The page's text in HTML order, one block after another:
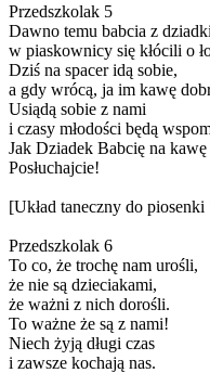
Przedszkolak 5
Dawno temu babcia z
w piaskownicy się kłócili o
Dziś na spacer idą sobie,
a gdy wrócą, ja im kawę
Usiądą sobie z nami
i czasy młodości będą
Jak Dziadek Babcię na kawę
Posłuchajcie!
[Układ taneczny do
Przedszkolak 6
To co, że trochę nam urośli,
że nie są dzieciakami,
że ważni z nich dorośli.
To ważne że są z nami!
Niech żyją długi czas
i zawsze kochają nas.